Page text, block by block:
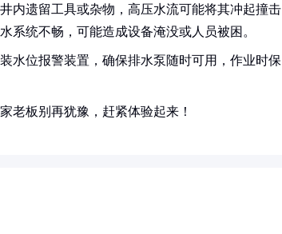
内遗留工具或杂物，高压水流可能将其冲起撞击
系统不畅，可能造成设备淹没或人员被困。
水位报警装置，确保排水泵随时可用，作业时保
老板别再犹豫，赶紧体验起来！